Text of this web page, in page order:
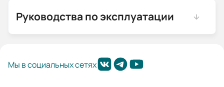
Руководства по эксплуатации
Мы в социальных сетях